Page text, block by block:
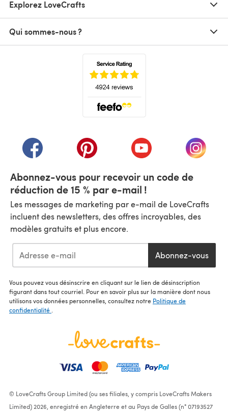
Explorez LoveCrafts
Qui sommes-nous ?
(s'ouvre dans un nouvel onglet)
(s'ouvre dans un nouvel onglet)
(s'ouvre dans un(s'ouvre
Abonnez-vous pour recevoir un code de
réduction de 15 % par e-mail !
Les messages de marketing par e-mail de LoveCrafts
incluent des newsletters, des offres incroyables, des
modèles gratuits et plus encore.
Abonnez-vous
Vous pouvez vous désinscrire en cliquant sur le lien de désinscription
figurant dans tout courriel. Pour en savoir plus sur la manière dont nous
utilisons vos données personnelles, consultez notre Politique de
confidentialité
© LoveCrafts Group Limited (ou ses filiales, y compris LoveCrafts Makers
Limited) 2026, enregistré en Angleterre et au Pays de Galles (n° 07193527